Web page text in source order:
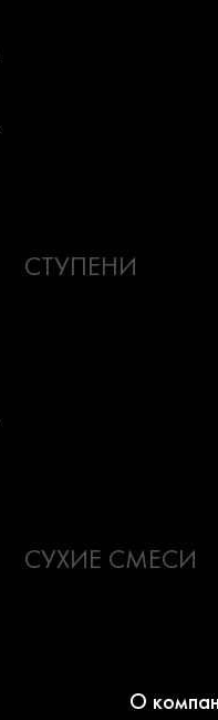
СТУПЕНИ
СУХИЕ СМЕСИ
О